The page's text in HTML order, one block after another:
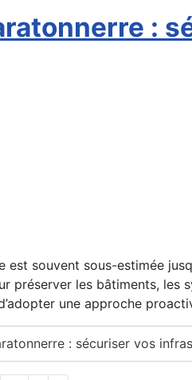
:
souvent sous-estimée
préserver les bâtiments, les
une approche
: sécuriser vos